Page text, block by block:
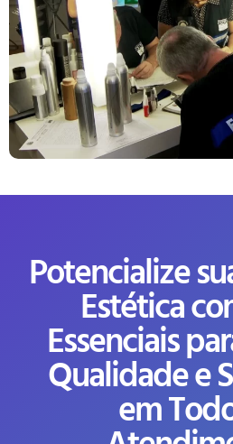
Potencialize
Estética
Essenciais
Qualidade e
em